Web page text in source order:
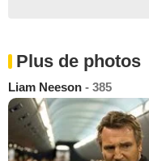
Plus de photos
Liam Neeson - 385